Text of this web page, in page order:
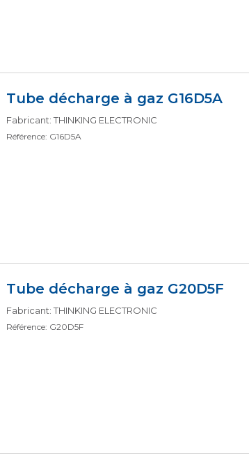
Tube décharge à gaz G16D5A
Fabricant: THINKING ELECTRONIC
Référence: G16D5A
Tube décharge à gaz G20D5F
Fabricant: THINKING ELECTRONIC
Référence: G20D5F